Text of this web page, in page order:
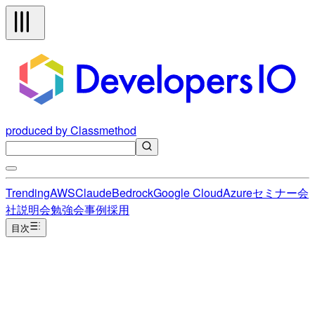
produced by Classmethod
TrendingAWSClaudeBedrockGoogle CloudAzureセミナー会
社説明会勉強会事例採用
目次